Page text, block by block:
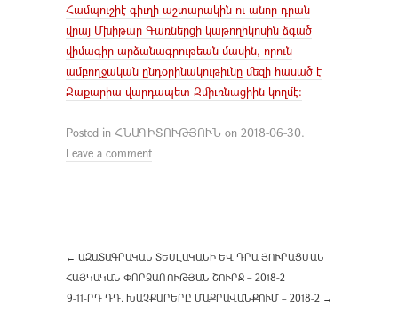
Համպուշիէ գիւղի աշտարակին ու անոր դրան
վրայ Մխիթար Գառներցի կաթողիկոսին ձգած
վիմագիր արձանագրութեան մասին, որուն
ամբողջական ընդօրինակութիւնը մեզի հասած է
Զաքարիա վարդապետ Զմիւռնացիին կողմէ:
Posted in ՀՆԱԳԻՏՈՒԹՅՈՒՆ on 2018-06-30.
Leave a comment
← ԱԶԱՏԱԳՐԱԿԱՆ ՏԵՍԼԱԿԱՆԻ ԵՎ ԴՐԱ ՅՈՒՐԱՑՄԱՆ
ՀԱՅԿԱԿԱՆ ՓՈՐՁԱՌՈՒԹՅԱՆ ՇՈՒՐՋ – 2018-2
9-11-ՐԴ ԴԴ. ԽԱՉՔԱՐԵՐԸ ՄԱՔՐԱՎԱՆՔՈՒՄ – 2018-2 →